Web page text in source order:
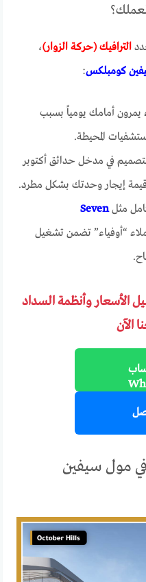
الترافيك (حركة الزوار)،
كومبلكس:
يمرون أمامك يومياً بسبب
المحيطة.
في مدخل حدائق أكتوبر
إيجار وحدتك بشكل مطرد.
مثلSeven
“أوفياء” تضمن تشغيل
الأسعار وأنظمة السداد
الآن
مول سيفين